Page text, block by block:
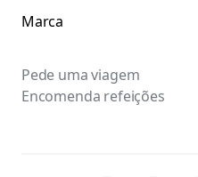
Marca
Pede uma viagem
Encomenda refeições